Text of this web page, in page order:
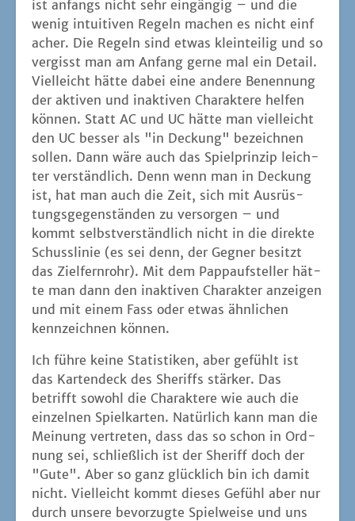
ist anfangs nicht sehr ein­gän­gig – und die
wenig intui­ti­ven Regeln machen es nicht ein­f
a­cher. Die Regeln sind etwas klein­tei­lig und so
ver­gisst man am Anfang ger­ne mal ein Detail.
Viel­leicht hät­te dabei eine ande­re Benen­nung
der akti­ven und inak­ti­ven Cha­rak­te­re hel­fen
kön­nen. Statt AC und UC hät­te man viel­leicht
den UC bes­ser als "in Deckung" bezeich­nen
sol­len. Dann wäre auch das Spiel­prin­zip leich­
ter ver­ständ­lich. Denn wenn man in Deckung
ist, hat man auch die Zeit, sich mit Aus­rüs­
tungs­ge­gen­stän­den zu ver­sor­gen – und
kommt selbst­ver­ständ­lich nicht in die direk­te
Schuss­li­nie (es sei denn, der Geg­ner besitzt
das Ziel­fern­rohr). Mit dem Papp­auf­stel­ler hät­
te man dann den inak­ti­ven Cha­rak­ter anzei­gen
und mit einem Fass oder etwas ähn­li­chen
kenn­zeich­nen können.
Ich füh­re kei­ne Sta­tis­ti­ken, aber gefühlt ist
das Kar­ten­deck des She­riffs stär­ker. Das
betrifft sowohl die Cha­rak­te­re wie auch die
ein­zel­nen Spiel­kar­ten. Natür­lich kann man die
Mei­nung ver­tre­ten, dass das so schon in Ord­
nung sei, schließ­lich ist der She­riff doch der
"Gute". Aber so ganz glück­lich bin ich damit
nicht. Viel­leicht kommt die­ses Gefühl aber nur
durch unse­re bevor­zug­te Spiel­wei­se und uns